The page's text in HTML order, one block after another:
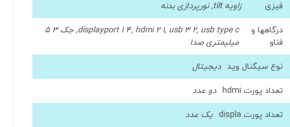
فیزی
زاویه tilt, نورپردازی بدنه
درگاهها و
فناو
displayport 1 4, hdmi 2 1, usb 3 2, usb type c, جک 3 5
میلیمتری صدا
نوع سیگنال وید دیجیتال
تعداد پورت hdmi دو عدد
تعداد پورت displa یک عدد